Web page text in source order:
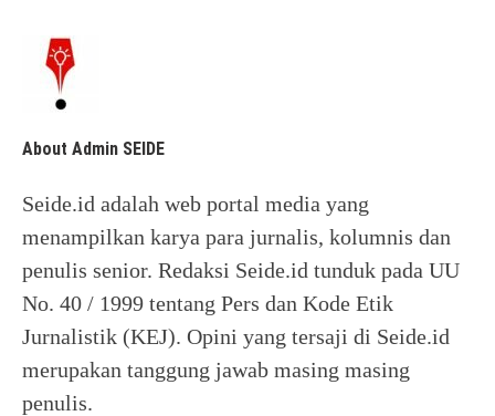
About Admin SEIDE
Seide.id adalah web portal media yang
menampilkan karya para jurnalis, kolumnis dan
penulis senior. Redaksi Seide.id tunduk pada UU
No. 40 / 1999 tentang Pers dan Kode Etik
Jurnalistik (KEJ). Opini yang tersaji di Seide.id
merupakan tanggung jawab masing masing
penulis.